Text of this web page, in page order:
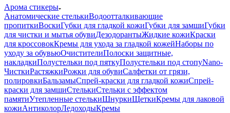
Анатомические стельки
пропиткиВоски Губки для гладкой кожиГубки для замши
для чистки и мытья обуви ДезодорантыЖидкие кожиКраски
для кроссовокКремы для ухода за гладкой кожейНаборы по
уходу за обувьюОчистителиПолоски защитные,
накладкиПолустельки под пяткуПолустельки под стопу
ЧисткиРастяжкиРожки для обувиСалфетки от грязи,
полировкиБальзамыСпрей-краски для гладкой кожиСпрей-
краски для замшиСтелькиСтельки с эффектом
памяти Утепленные стелькиШнурки ЩеткиКремы для лаковой
кожиАнтиколорЛедоходыКремы
—Арома стикеры Aroma Sementi